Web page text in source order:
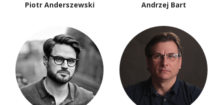
Piotr Anderszewski Andrzej Bart